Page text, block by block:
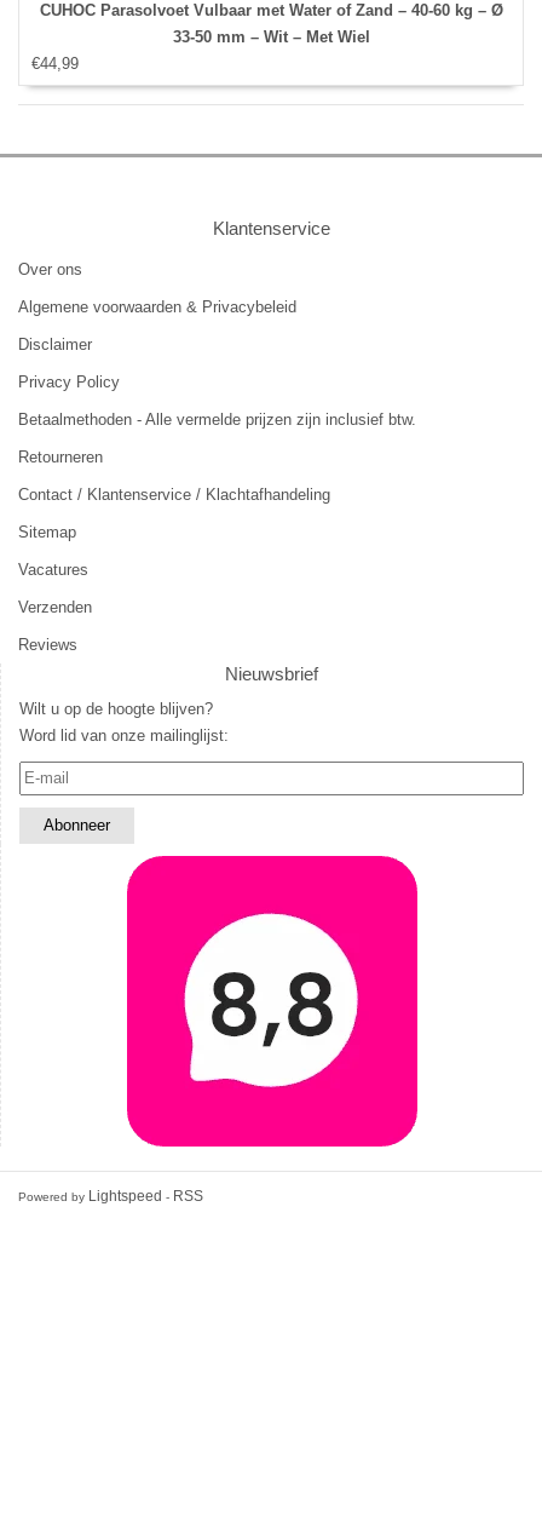
CUHOC Parasolvoet Vulbaar met Water of Zand – 40-60 kg – Ø
33-50 mm – Wit – Met Wiel
€44,99
Klantenservice
Over ons
Algemene voorwaarden & Privacybeleid
Disclaimer
Privacy Policy
Betaalmethoden - Alle vermelde prijzen zijn inclusief btw.
Retourneren
Contact / Klantenservice / Klachtafhandeling
Sitemap
Vacatures
Verzenden
Reviews
Nieuwsbrief
Wilt u op de hoogte blijven?
Word lid van onze mailinglijst:
Powered by Lightspeed - RSS